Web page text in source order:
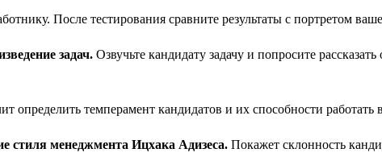
После тестирования сравните результаты с портретом
задач. Озвучьте кандидату задачу и попросите
определить темперамент кандидатов и их способности работать
стиля менеджмента Ицхака Адизеса. Покажет склонность